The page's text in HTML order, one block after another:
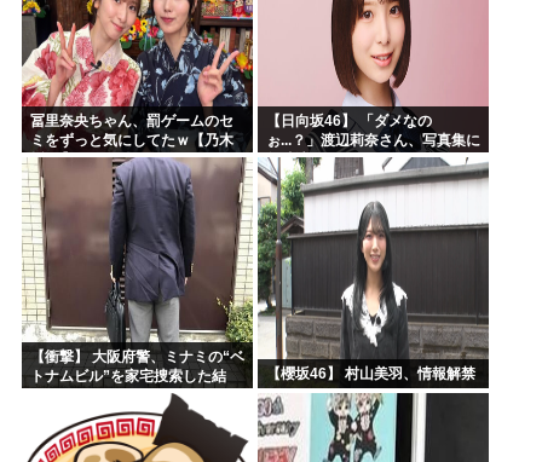
冨里奈央ちゃん、罰ゲームのセ
ミをずっと気にしてたｗ【乃木
坂46】
【日向坂46】 「ダメなの
ぉ...？」渡辺莉奈さん、写真集に
興味津々
【衝撃】 大阪府警、ミナミの“ベ
トナムビル”を家宅捜索した結
【櫻坂46】 村山美羽、情報解禁